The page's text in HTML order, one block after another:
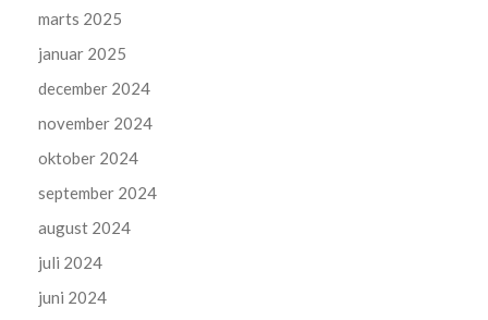
marts 2025
januar 2025
december 2024
november 2024
oktober 2024
september 2024
august 2024
juli 2024
juni 2024